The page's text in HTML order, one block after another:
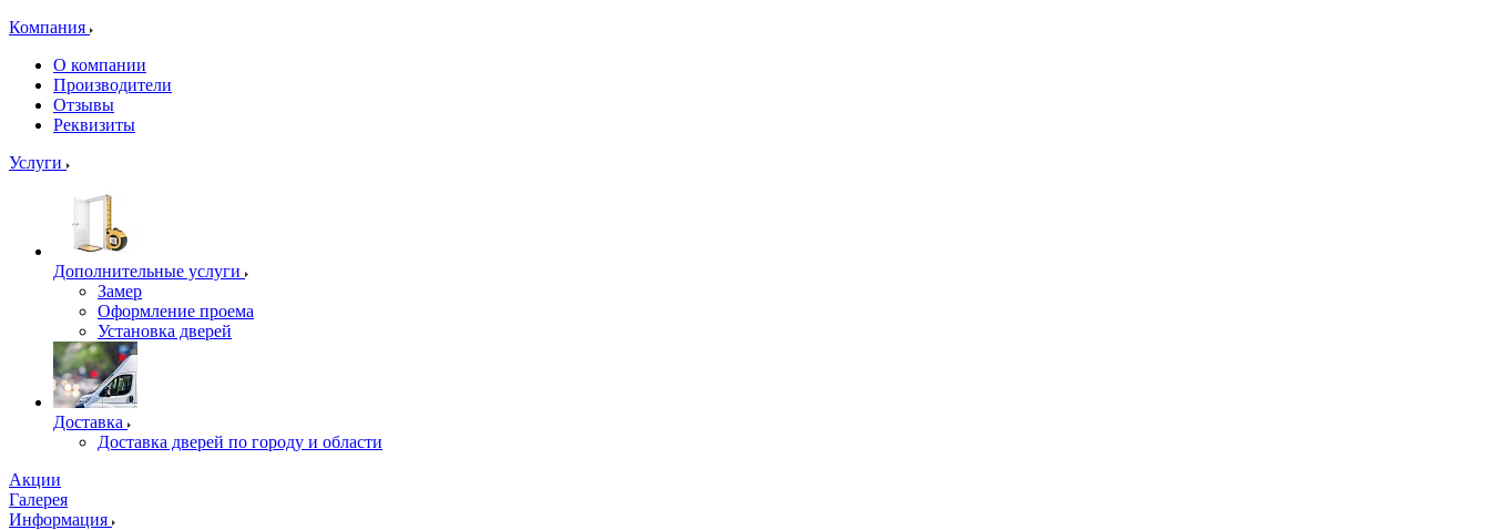
Компания
О компании
Производители
Отзывы
Реквизиты
Услуги
Дополнительные услуги
Замер
Оформление проема
Установка дверей
Доставка
Доставка дверей по городу и области
Акции
Галерея
Информация